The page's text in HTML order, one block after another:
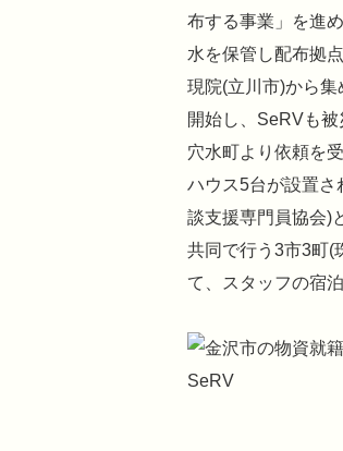
布する事業」を進
水を保管し配布拠
現院(立川市)から
開始し、SeRVも
穴水町より依頼を
ハウス5台が設置さ
談支援専門員協会)
共同で行う3市3町(
て、スタッフの宿